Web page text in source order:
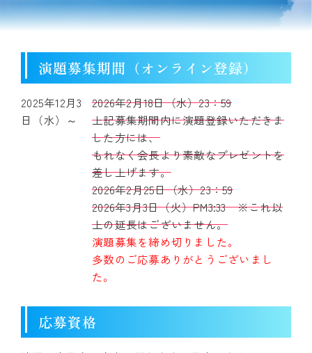
演題募集期間（オンライン登録）
2025年12月3
日（水）～
2026年2月18日（水）23：59
上記募集期間内に演題登録いただきま
した方には、
もれなく会長より素敵なプレゼントを
差し上げます。
2026年2月25日（水）23：59
2026年3月3日（火）PM3:33 ※これ以
上の延長はございません。
演題募集を締め切りました。
多数のご応募ありがとうございまし
た。
応募資格